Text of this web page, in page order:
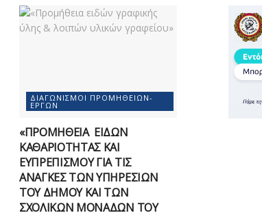
ΔΙΑΓΩΝΙΣΜΟΊ ΠΡΟΜΗΘΕΙΏΝ-
ΈΡΓΩΝ
«ΠΡΟΜΗΘΕΙΑ ΕΙΔΩΝ
ΚΑΘΑΡΙΟΤΗΤΑΣ ΚΑΙ
ΕΥΠΡΕΠΙΣΜΟΥ ΓΙΑ ΤΙΣ
ΑΝΑΓΚΕΣ ΤΩΝ ΥΠΗΡΕΣΙΩΝ
ΤΟΥ ΔΗΜΟΥ ΚΑΙ ΤΩΝ
ΣΧΟΛΙΚΩΝ ΜΟΝΑΔΩΝ ΤΟΥ